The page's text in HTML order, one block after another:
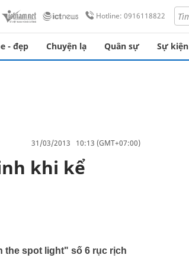
Hotline: 0916118822
- đẹp Chuyện lạ Quân sự Sự kiện
31/03/2013 10:13 (GMT+07:00)
khi kể
the spot light" số 6 rục rịch